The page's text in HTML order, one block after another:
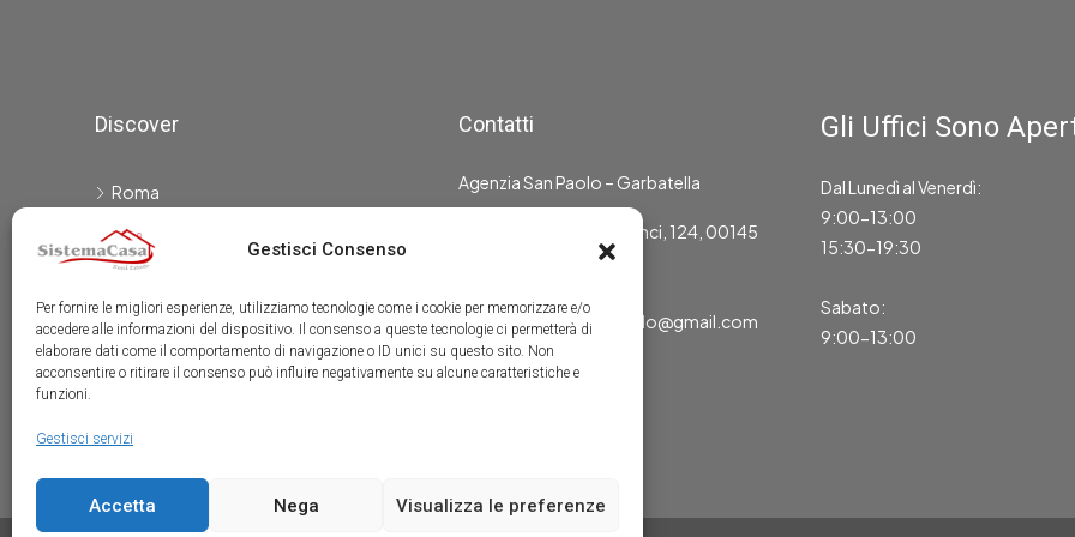
Gestisci Consenso
Per fornire le migliori esperienze, utilizziamo tecnologie come i cookie per memorizzare e/o
accedere alle informazioni del dispositivo. Il consenso a queste tecnologie ci permetterà di
elaborare dati come il comportamento di navigazione o ID unici su questo sito. Non
acconsentire o ritirare il consenso può influire negativamente su alcune caratteristiche e
funzioni.
Gestisci servizi
Accetta Nega Visualizza le preferenze
Discover
Roma
Pomezia
Ardea
Calvi dell'Umbria
Fiano Romano
Contatti
Agenzia San Paolo – Garbatella
Viale Leonardo da Vinci, 124, 00145
sistemacasasanpaolo@gmail.com
P.Iva : IT12602041001
Gli Uffici Sono
Dal Lunedì al Venerdì:
9:00-13:00
15:30-19:30
Sabato:
9:00-13:00